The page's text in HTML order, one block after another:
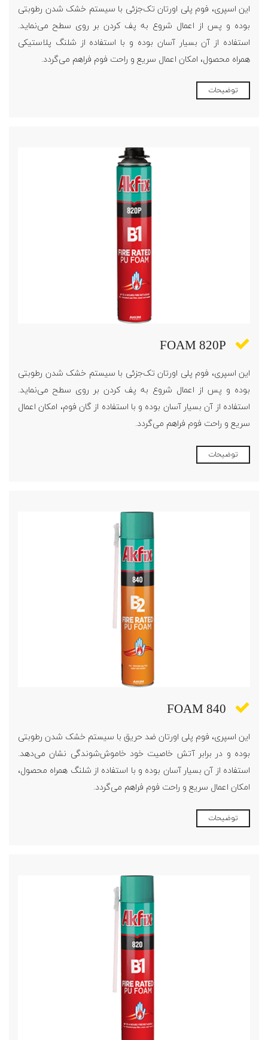
این اسپری، فوم پلی اورتان تک‌جزئی با سیستم خشک شدن رطوبتی
بوده و پس از اعمال شروع به پف کردن بر روی سطح می‌نماید.
استفاده از آن بسیار آسان بوده و با استفاده از شلنگ پلاستیکی
همراه محصول، امکان اعمال سریع و راحت فوم فراهم می‌گردد.
توضیحات
FOAM 820P
این اسپری، فوم پلی اورتان تک‌جزئی با سیستم خشک شدن رطوبتی
بوده و پس از اعمال شروع به پف کردن بر روی سطح می‌نماید.
استفاده از آن بسیار آسان بوده و با استفاده از گان فوم، امکان اعمال
سریع و راحت فوم فراهم می‌گردد.
توضیحات
FOAM 840
این اسپری، فوم پلی اورتان ضد حریق با سیستم خشک شدن رطوبتی
بوده و در برابر آتش خاصیت خود خاموش‌شوندگی نشان می‌دهد.
استفاده از آن بسیار آسان بوده و با استفاده از شلنگ همراه محصول،
امکان اعمال سریع و راحت فوم فراهم می‌گردد.
توضیحات